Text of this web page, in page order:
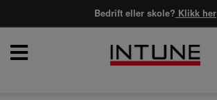
Bedrift eller skole? Klikk her